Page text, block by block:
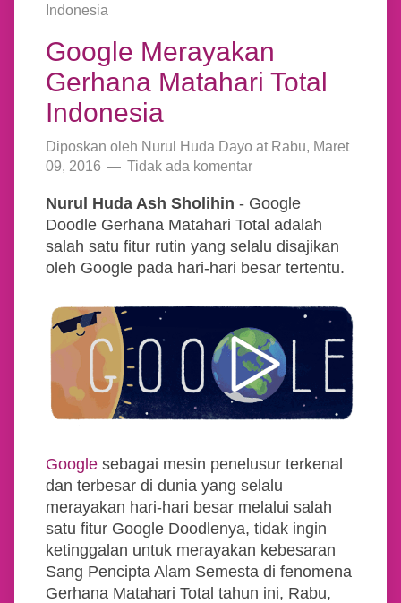
Indonesia
Google Merayakan
Gerhana Matahari Total
Indonesia
Diposkan oleh Nurul Huda Dayo at Rabu, Maret
09, 2016
Tidak ada komentar
Nurul Huda Ash Sholihin - Google
Doodle Gerhana Matahari Total adalah
salah satu fitur rutin yang selalu disajikan
oleh Google pada hari-hari besar tertentu.
Googlesebagai mesin penelusur terkenal
dan terbesar di dunia yang selalu
merayakan hari-hari besar melalui salah
satu fitur Google Doodlenya, tidak ingin
ketinggalan untuk merayakan kebesaran
Sang Pencipta Alam Semesta di fenomena
Gerhana Matahari Total tahun ini, Rabu,